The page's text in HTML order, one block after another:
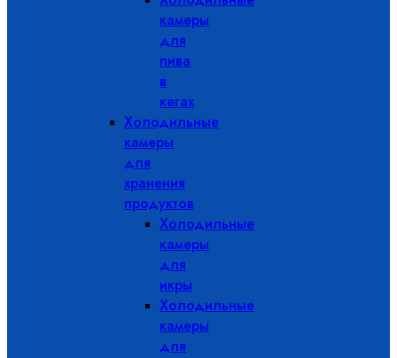
камеры
для
пива
в
кегах
Холодильные
камеры
для
хранения
продуктов
Холодильные
камеры
для
икры
Холодильные
камеры
для